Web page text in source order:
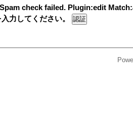
check failed. Plugin:edit
力してください。